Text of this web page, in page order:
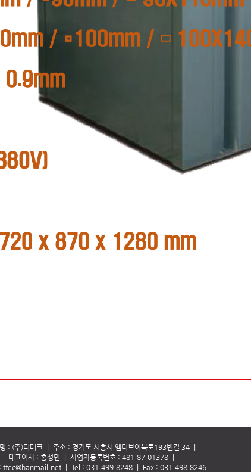
: (주)티테크 주소 : 경기도 시흥시 엠티브이북로193번길 34
대표이사 : 홍성민
사업자등록번호 : 481-87-01378｜
ttec@hanmail.net｜ Tel : 031-499-8248｜ Fax : 031-498-8246